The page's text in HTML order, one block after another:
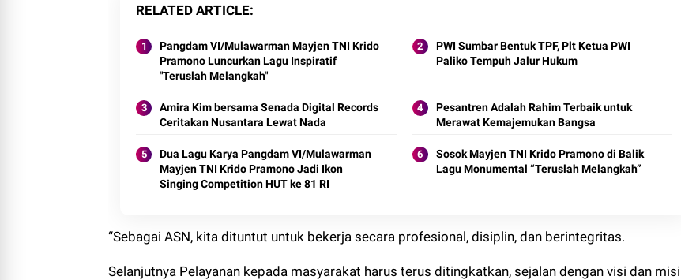
RELATED ARTICLE
Pangdam VI/Mulawarman Mayjen TNI Krido
Pramono Luncurkan Lagu Inspiratif
"Teruslah Melangkah"
PWI Sumbar Bentuk TPF, Plt Ketua PWI
Paliko Tempuh Jalur Hukum
Amira Kim bersama Senada Digital Records
Ceritakan Nusantara Lewat Nada
Pesantren Adalah Rahim Terbaik untuk
Merawat Kemajemukan Bangsa
Dua Lagu Karya Pangdam VI/Mulawarman
Mayjen TNI Krido Pramono Jadi Ikon
Singing Competition HUT ke 81 RI
Sosok Mayjen TNI Krido Pramono di Balik
Lagu Monumental “Teruslah Melangkah”
“Sebagai ASN, kita dituntut untuk bekerja secara profesional, disiplin, dan berintegritas.
Selanjutnya Pelayanan kepada masyarakat harus terus ditingkatkan, sejalan dengan visi dan misi